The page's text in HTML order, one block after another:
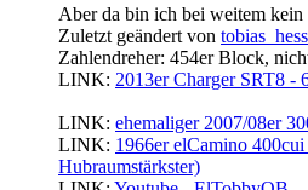
Aber da bin ich bei weitem kein
Zuletzt geändert von
Zahlendreher: 454er Block,
LINK: 2013er Charger SRT8 -
LINK: ehemaliger 2007/08er
LINK: 1966er elCamino
Hubraumstärkster)